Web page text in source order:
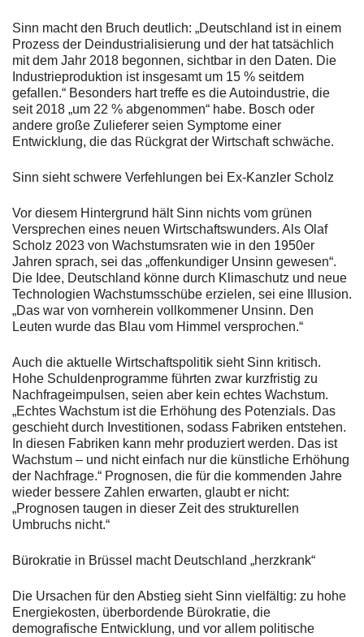
Sinn macht den Bruch deutlich: „Deutschland ist in einem
Prozess der Deindustrialisierung und der hat tatsächlich
mit dem Jahr 2018 begonnen, sichtbar in den Daten. Die
Industrieproduktion ist insgesamt um 15 % seitdem
gefallen.“ Besonders hart treffe es die Autoindustrie, die
seit 2018 „um 22 % abgenommen“ habe. Bosch oder
andere große Zulieferer seien Symptome einer
Entwicklung, die das Rückgrat der Wirtschaft schwäche.
Sinn sieht schwere Verfehlungen bei Ex-Kanzler Scholz
Vor diesem Hintergrund hält Sinn nichts vom grünen
Versprechen eines neuen Wirtschaftswunders. Als Olaf
Scholz 2023 von Wachstumsraten wie in den 1950er
Jahren sprach, sei das „offenkundiger Unsinn gewesen“.
Die Idee, Deutschland könne durch Klimaschutz und neue
Technologien Wachstumsschübe erzielen, sei eine Illusion.
„Das war von vornherein vollkommener Unsinn. Den
Leuten wurde das Blau vom Himmel versprochen.“
Auch die aktuelle Wirtschaftspolitik sieht Sinn kritisch.
Hohe Schuldenprogramme führten zwar kurzfristig zu
Nachfrageimpulsen, seien aber kein echtes Wachstum.
„Echtes Wachstum ist die Erhöhung des Potenzials. Das
geschieht durch Investitionen, sodass Fabriken entstehen.
In diesen Fabriken kann mehr produziert werden. Das ist
Wachstum – und nicht einfach nur die künstliche Erhöhung
der Nachfrage.“ Prognosen, die für die kommenden Jahre
wieder bessere Zahlen erwarten, glaubt er nicht:
„Prognosen taugen in dieser Zeit des strukturellen
Umbruchs nicht.“
Bürokratie in Brüssel macht Deutschland „herzkrank“
Die Ursachen für den Abstieg sieht Sinn vielfältig: zu hohe
Energiekosten, überbordende Bürokratie, die
demografische Entwicklung, und vor allem politische